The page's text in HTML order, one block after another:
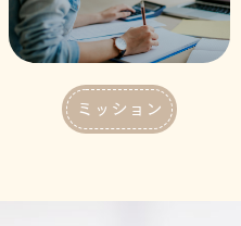
ミッション